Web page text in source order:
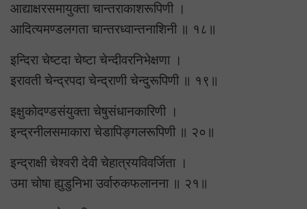
आद्याक्षरसमायुक्ता चान्तराकाशरूपिणी ।
आदित्यमण्डलगता चान्तरध्वान्तनाशिनी ॥ १८॥
इन्दिरा चेष्टदा चेष्टा चेन्दीवरनिभेक्षणा ।
इरावती चेन्द्रपदा चेन्द्राणी चेन्दुरूपिणी ॥ १९॥
इक्षुकोदण्डसंयुक्ता चेषुसंधानकारिणी ।
इन्द्रनीलसमाकारा चेडापिङ्गलरूपिणी ॥ २०॥
इन्द्राक्षी चेश्वरी देवी चेहात्रयविवर्जिता ।
उमा चोषा ह्युडुनिभा उर्वारुकफलानना ॥ २१॥